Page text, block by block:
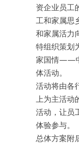
资企业员工
工和家属思
和家属活力
特组织策划
家国情——
体活动。
活动将由各
上为主活动
活动，让员
体验参与。
总体方案附